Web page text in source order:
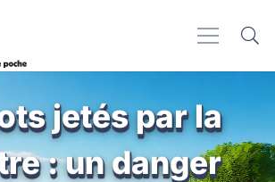
jetés par la
: un danger